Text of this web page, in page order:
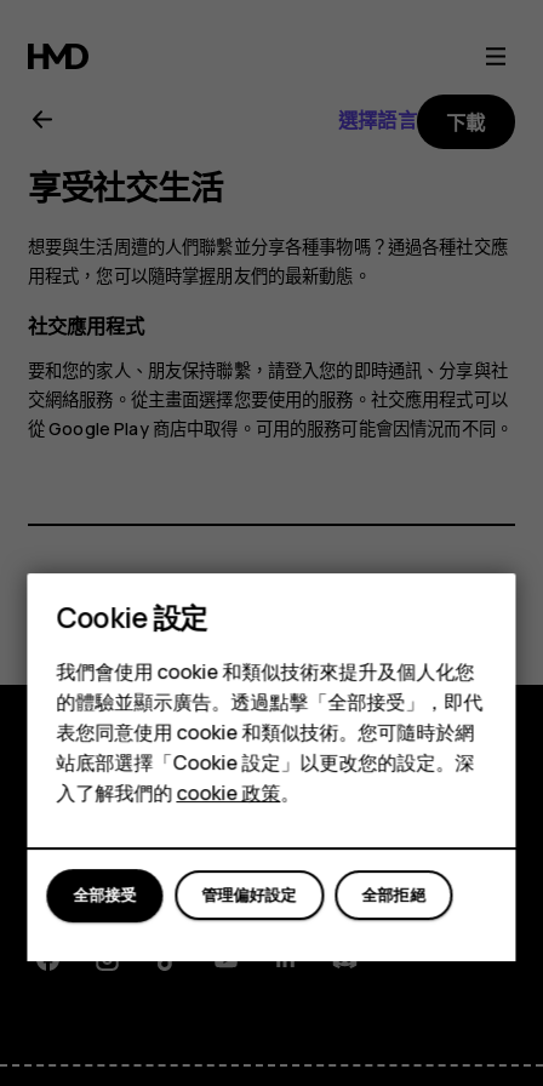
Nokia
4.2
user
guide
智慧型手機
功能型手機
配件
平板電腦
選擇語言 下載
享受社交生活
想要與生活周遭的人們聯繫並分享各種事物嗎？通過各種社交應
用程式，您可以隨時掌握朋友們的最新動態。
社交應用程式
要和您的家人、朋友保持聯繫，請登入您的即時通訊、分享與社
交網絡服務。從主畫面選擇您要使用的服務。社交應用程式可以
從Google Play 商店中取得。可用的服務可能會因情況而不同。
您認為這有幫助嗎？
是 否
探索
Planet and people
支援
FacebookInstagram
TiktokYoutubeLinkedinDiscord
Cookie 設定
我們會使用 cookie 和類似技術來提升及個人化您
的體驗並顯示廣告。透過點擊「全部接受」，即代
表您同意使用 cookie 和類似技術。您可隨時於網
站底部選擇「Cookie 設定」以更改您的設定。深
入了解我們的cookie 政策。
全部拒絕
管理偏好設定
全部接受